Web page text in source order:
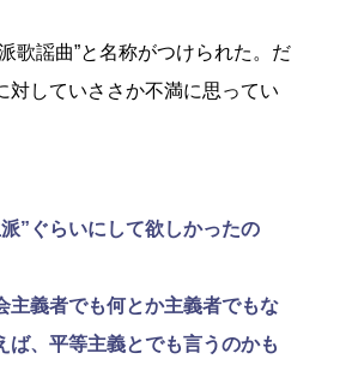
歌謡曲”と名称がつけられた。だ
対していささか不満に思ってい
派”ぐらいにして欲しかったの
主義者でも何とか主義者でもな
ば、平等主義とでも言うのかも